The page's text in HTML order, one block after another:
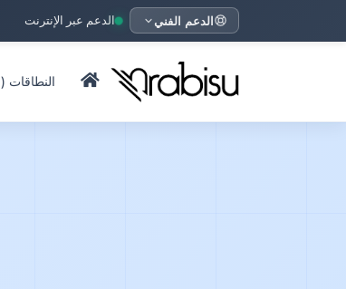
الدعم الفني الدعم عبر الإنترنت
النطاقات (Domain)